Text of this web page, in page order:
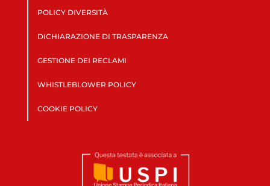
POLICY DIVERSITÀ
DICHIARAZIONE DI TRASPARENZA
GESTIONE DEI RECLAMI
WHISTLEBLOWER POLICY
COOKIE POLICY